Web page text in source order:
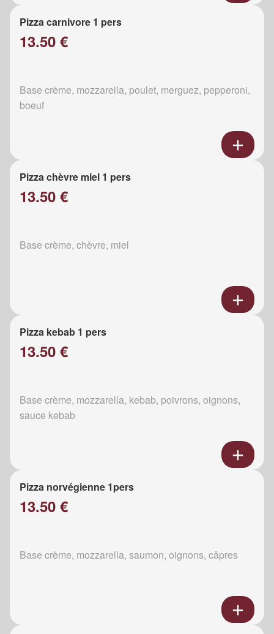
Pizza carnivore 1 pers
13.50 €
Base crème, mozzarella, poulet, merguez, pepperoni,
boeuf
Pizza chèvre miel 1 pers
13.50 €
Base crème, chèvre, miel
Pizza kebab 1 pers
13.50 €
Base crème, mozzarella, kebab, poivrons, oignons,
sauce kebab
Pizza norvégienne 1pers
13.50 €
Base crème, mozzarella, saumon, oignons, câpres